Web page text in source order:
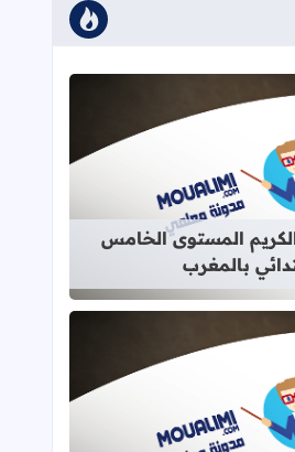
قراءة المزيد عن سور القرآن الكريم
المستوى الخامس
بالمغرب
قراءة المزيد عن سور القرآن الكريم